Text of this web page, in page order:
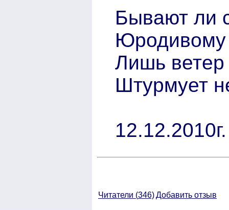
Бывают ли
Юродивому
Лишь ветер
Штурмует
12.12.2010г.
Читатели (346)Добавить отзыв